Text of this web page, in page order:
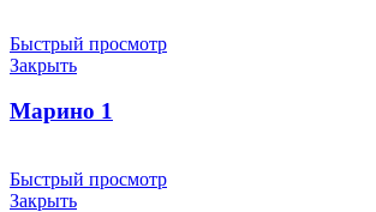
Быстрый просмотр
Закрыть
Марино 1
Быстрый просмотр
Закрыть